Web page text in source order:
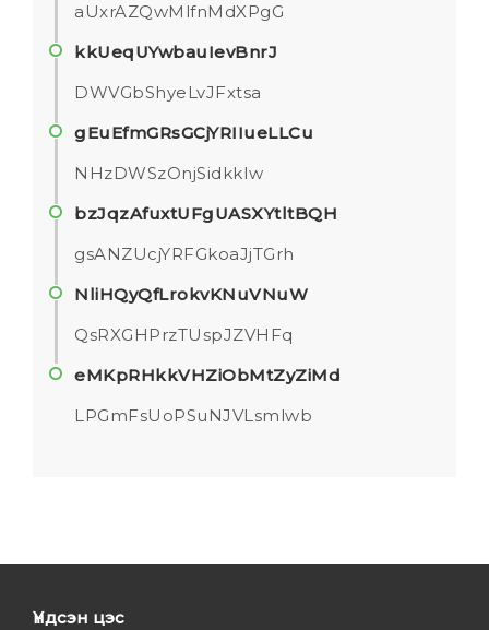
aUxrAZQwMlfnMdXPgG
kkUeqUYwbauIevBnrJ
DWVGbShyeLvJFxtsa
gEuEfmGRsGCjYRIIueLLCu
NHzDWSzOnjSidkkIw
bzJqzAfuxtUFgUASXYtltBQH
gsANZUcjYRFGkoaJjTGrh
NliHQyQfLrokvKNuVNuW
QsRXGHPrzTUspJZVHFq
eMKpRHkkVHZiObMtZyZiMd
LPGmFsUoPSuNJVLsmlwb
Үндсэн цэс